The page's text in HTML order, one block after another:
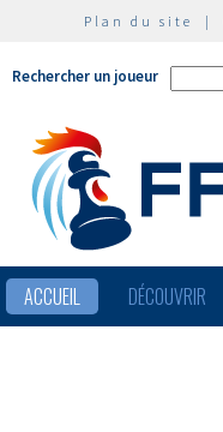
Plan du site |
Rechercher un joueur
ACCUEIL DÉCOUVRIR